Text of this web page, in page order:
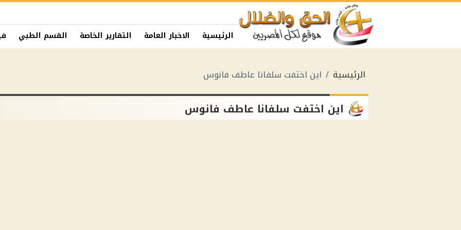
الرئيسية الاخبار العامة التقارير الخاصة القسم الطبي
الرئيسية اين اختفت سلفانا عاطف فانوس
اين اختفت سلفانا عاطف فانوس